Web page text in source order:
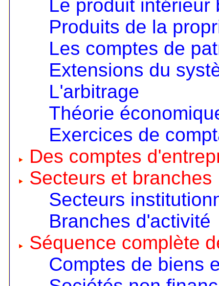
Le produit intérieur
Produits de la
Les comptes de
Extensions du
L'arbitrage
Théorie
Exercices de
Des comptes
Secteurs et branches
Secteurs
Branches d'activité
Séquence complète
Comptes de biens